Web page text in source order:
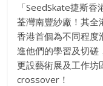
「SeedSkate捷斯
荃灣南豐紗廠！其全
香港首個為不同程度
進他們的學習及切磋
更設藝術展及工作坊
crossover！